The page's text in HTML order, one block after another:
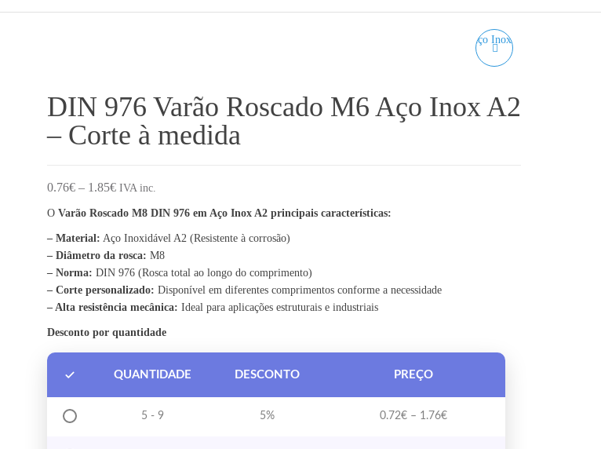
INOX A2 - CORTE À
DIN 976 Varão Roscado M6 Aço Inox A2
– Corte à medida
0.76€ – 1.85€Price range: 0.76€ through 1.85€
IVA inc.
O Varão Roscado M8 DIN 976 em Aço Inox A2 principais características:
– Material: Aço Inoxidável A2 (Resistente à corrosão)
– Diâmetro da rosca: M8
– Norma: DIN 976 (Rosca total ao longo do comprimento)
– Corte personalizado: Disponível em diferentes comprimentos conforme a necessidade
– Alta resistência mecânica: Ideal para aplicações estruturais e industriais
Desconto por quantidade
QUANTIDADE DESCONTO PREÇO
5 - 9 5% 0.72€ – 1.76€Price range: 0.72€ through